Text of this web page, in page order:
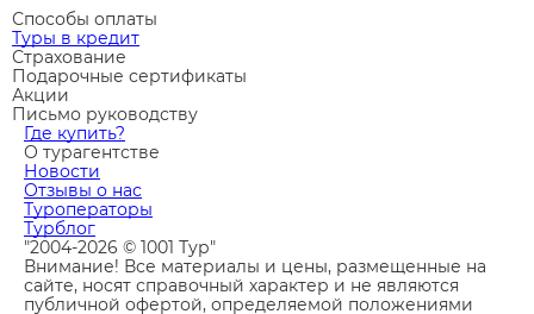
Способы оплаты
Туры в кредит
Страхование
Подарочные сертификаты
Акции
Письмо руководству
Где купить?
О турагентстве
Новости
Отзывы о нас
Туроператоры
Турблог
"2004-2026 © 1001 Тур"
Внимание! Все материалы и цены, размещенные на
сайте, носят справочный характер и не являются
публичной офертой, определяемой положениями